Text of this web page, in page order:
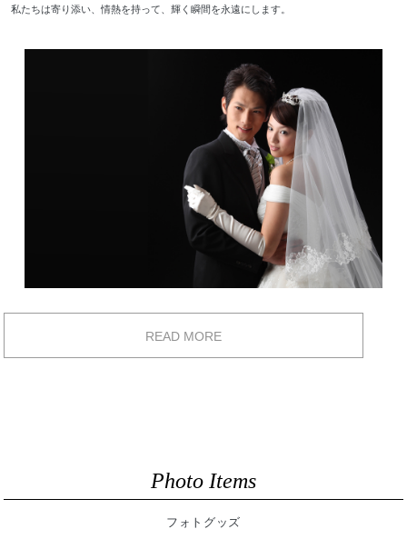
私たちは寄り添い、情熱を持って、輝く瞬間を永遠にします。
READ MORE
Photo Items
フォトグッズ